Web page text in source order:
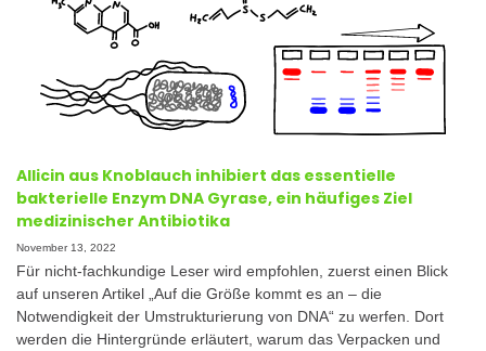
Allicin aus Knoblauch inhibiert das essentielle
bakterielle Enzym DNA Gyrase, ein häufiges Ziel
medizinischer Antibiotika
November 13, 2022
Für nicht-fachkundige Leser wird empfohlen, zuerst einen Blick
auf unseren Artikel „Auf die Größe kommt es an – die
Notwendigkeit der Umstrukturierung von DNA“ zu werfen. Dort
werden die Hintergründe erläutert, warum das Verpacken und